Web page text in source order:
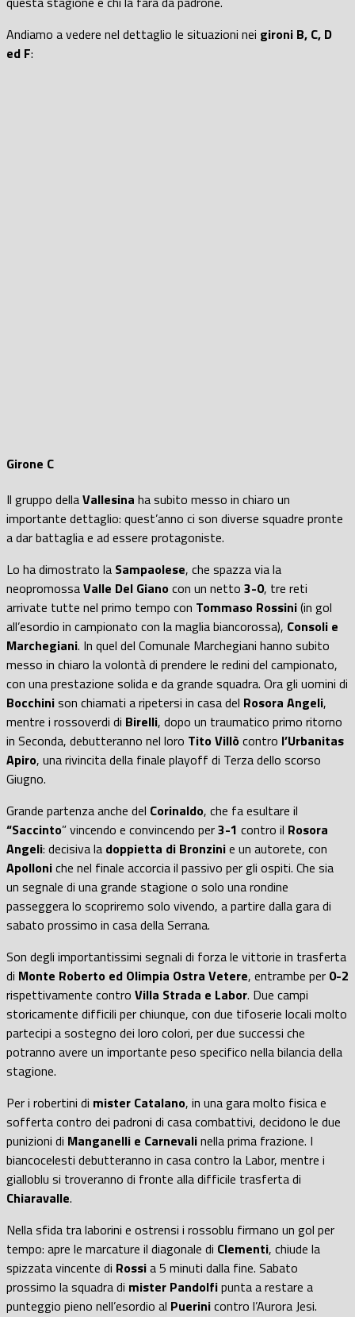
Andiamo a vedere nel dettaglio le situazioni nei gironi B, C, D
ed F:
Girone C
Il gruppo dellaVallesina ha subito messo in chiaro un
importante dettaglio: quest’anno ci son diverse squadre pronte
a dar battaglia e ad essere protagoniste.
Lo ha dimostrato la Sampaolese, che spazza via la
neopromossaValle Del Gianocon un netto 3-0, tre reti
arrivate tutte nel primo tempo con Tommaso Rossini(in gol
all’esordio in campionato con la maglia biancorossa), Consoli e
Marchegiani. In quel del Comunale Marchegiani hanno subito
messo in chiaro la volontà di prendere le redini del campionato,
con una prestazione solida e da grande squadra. Ora gli uomini di
Bocchinison chiamati a ripetersi in casa del Rosora Angeli,
mentre i rossoverdi di Birelli, dopo un traumatico primo ritorno
in Seconda, debutteranno nel loro Tito Villòcontro l’Urbanitas
Apiro, una rivincita della finale playoff di Terza dello scorso
Giugno.
Grande partenza anche del Corinaldo, che fa esultare il
“Saccinto” vincendo e convincendo per3-1 contro il Rosora
Angeli: decisiva la doppietta di Bronzinie un autorete, con
Apolloniche nel finale accorcia il passivo per gli ospiti. Che sia
un segnale di una grande stagione o solo una rondine
passeggera lo scopriremo solo vivendo, a partire dalla gara di
sabato prossimo in casa della Serrana.
Son degli importantissimi segnali di forza le vittorie in trasferta
di Monte Roberto ed Olimpia Ostra Vetere, entrambe per 0-2
rispettivamente contro Villa Strada e Labor. Due campi
storicamente difficili per chiunque, con due tifoserie locali molto
partecipi a sostegno dei loro colori, per due successi che
potranno avere un importante peso specifico nella bilancia della
stagione.
Per i robertini di mister Catalano, in una gara molto fisica e
sofferta contro dei padroni di casa combattivi, decidono le due
punizioni di Manganelli e Carnevalinella prima frazione. I
biancocelesti debutteranno in casa contro la Labor, mentre i
gialloblu si troveranno di fronte alla difficile trasferta di
Chiaravalle.
Nella sfida tra laborini e ostrensi i rossoblu firmano un gol per
tempo: apre le marcature il diagonale di Clementi, chiude la
spizzata vincente di Rossia 5 minuti dalla fine. Sabato
prossimo la squadra di mister Pandolfipunta a restare a
punteggio pieno nell’esordio al Puerinicontro l’Aurora Jesi.